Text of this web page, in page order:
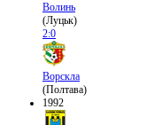
Волинь
(Луцьк)
2:0
Ворскла
(Полтава)
1992